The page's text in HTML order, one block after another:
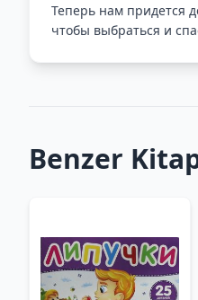
Теперь нам придется
чтобы выбраться и
Benzer